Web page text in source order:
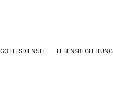
GOTTESDIENSTE LEBENSBEGLEITUNG